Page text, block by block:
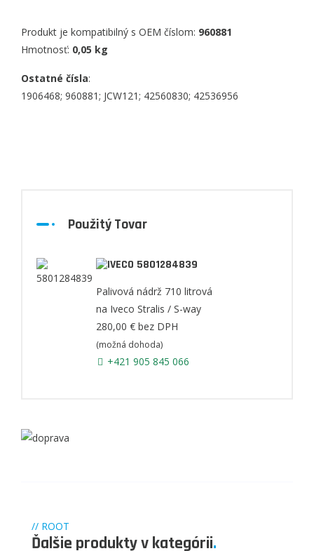
Produkt je kompatibilný s OEM číslom: 960881
Hmotnosť: 0,05 kg
Ostatné čísla:
1906468; 960881; JCW121; 42560830; 42536956
Použitý Tovar
5801284839
Palivová nádrž 710 litrová
na Iveco Stralis / S-way
280,00 € bez DPH
(možná dohoda)
+421 905 845 066
// ROOT
Ďalšie produkty v kategórii.